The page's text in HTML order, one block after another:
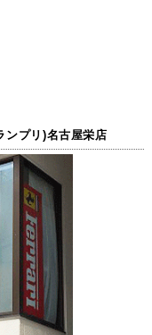
ンプリ)名古屋栄店